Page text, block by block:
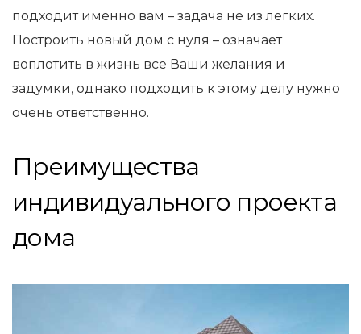
подходит именно вам – задача не из легких.
Построить новый дом с нуля – означает
воплотить в жизнь все Ваши желания и
задумки, однако подходить к этому делу нужно
очень ответственно.
Преимущества
индивидуального проекта
дома